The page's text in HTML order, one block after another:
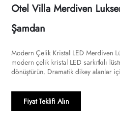
Otel Villa Merdiven
Şamdan
Modern Çelik Kristal LED Merdiven
modern çelik kristal LED sarkıtkılı
dönüştürün. Dramatik dikey alanlar
Fiyat Teklifi Alın